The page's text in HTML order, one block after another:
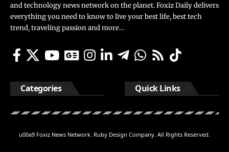
and technology news network on the planet. Foxiz Daily delivers
everything you need to know to live your best life, best tech
trend, traveling passion and more…
Categories Quick Links
u00a9 Foxiz News Network. Ruby Design Company. All Rights Reserved.